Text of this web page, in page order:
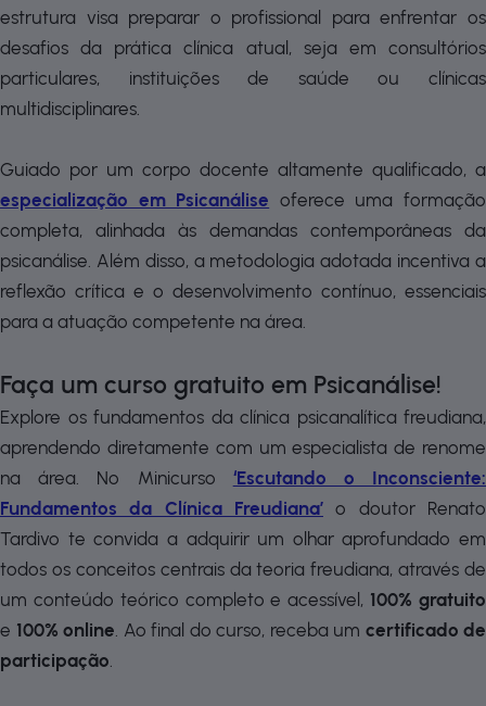
estrutura visa preparar o profissional para enfrentar os
desafios da prática clínica atual, seja em consultórios
particulares, instituições de saúde ou clínicas
multidisciplinares.
Guiado por um corpo docente altamente qualificado, a
especialização em Psicanálise oferece uma formação
completa, alinhada às demandas contemporâneas da
psicanálise. Além disso, a metodologia adotada incentiva a
reflexão crítica e o desenvolvimento contínuo, essenciais
para a atuação competente na área.
Faça um curso gratuito em Psicanálise!
Explore os fundamentos da clínica psicanalítica freudiana,
aprendendo diretamente com um especialista de renome
na área. No Minicurso
‘Escutando o Inconsciente:
Fundamentos da Clínica Freudiana’ o doutor Renato
Tardivo te convida a adquirir um olhar aprofundado em
todos os conceitos centrais da teoria freudiana, através de
um conteúdo teórico completo e acessível, 100% gratuito
e 100% online. Ao final do curso, receba um certificado de
participação.